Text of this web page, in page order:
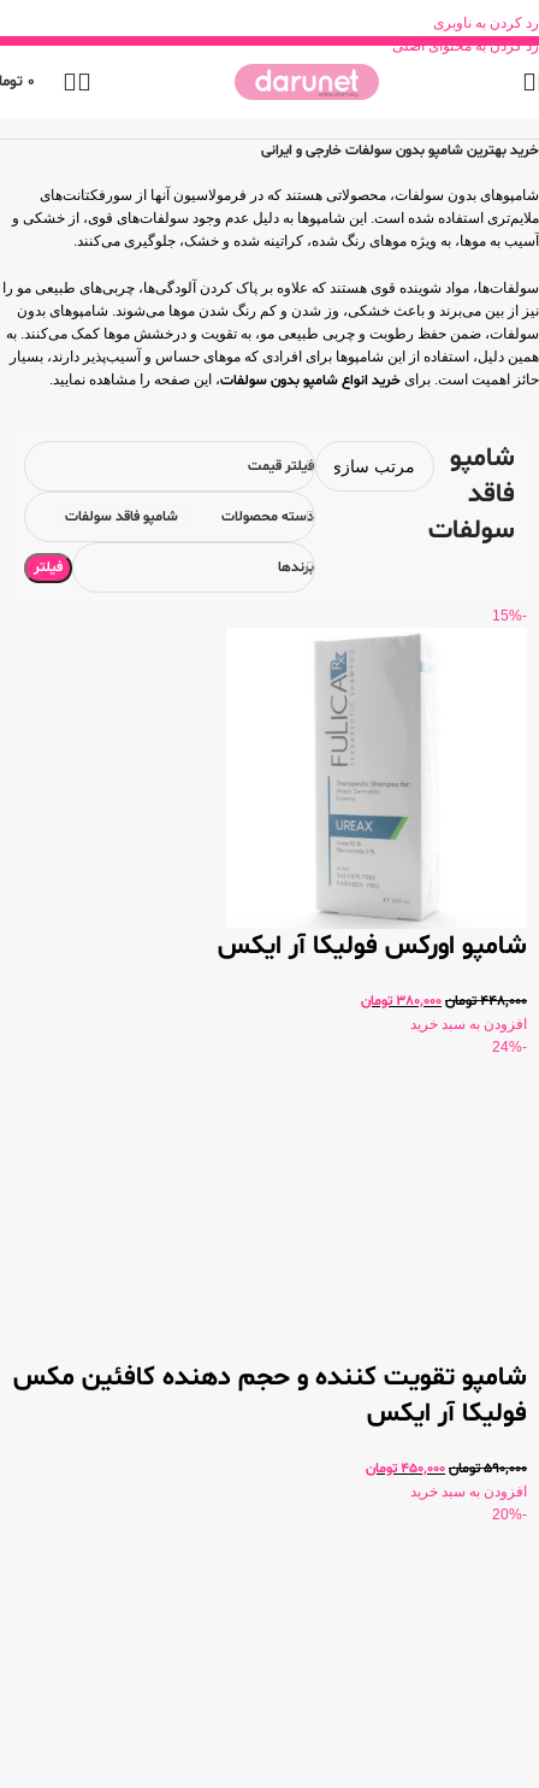
رد کردن به ناوبری
رد کردن به محتوای اصلی
0
خانه مراقبت مو شامپو شامپو فاقد سولفات
خرید بهترین شامپو بدون سولفات خارجی و ایرانی
شامپوهای بدون سولفات، محصولاتی هستند که در فرمولاسیون آنها از سورفکتانت‌های
ملایم‌تری استفاده شده است. این شامپوها به دلیل عدم وجود سولفات‌های قوی، از خشکی و
آسیب به موها، به ویژه موهای رنگ شده، کراتینه شده و خشک، جلوگیری می‌کنند.
سولفات‌ها، مواد شوینده قوی هستند که علاوه بر پاک کردن آلودگی‌ها، چربی‌های طبیعی مو را
نیز از بین می‌برند و باعث خشکی، وز شدن و کم رنگ شدن موها می‌شوند. شامپوهای بدون
سولفات، ضمن حفظ رطوبت و چربی طبیعی مو، به تقویت و درخشش موها کمک می‌کنند. به
همین دلیل، استفاده از این شامپوها برای افرادی که موهای حساس و آسیب‌پذیر دارند، بسیار
حائز اهمیت است. برای خرید انواع شامپو بدون سولفات، این صفحه را مشاهده نمایید.
شامپو
فاقد
سولفات
فیلتر قیمت
دسته محصولات شامپو فاقد سولفات
برندها فیلتر
-15%
شامپو اورکس فولیکا آر ایکس
448,000تومان380,000 تومان
افزودن به سبد خرید
-24%
شامپو تقویت کننده و حجم دهنده کافئین مکس
فولیکا آر ایکس
590,000تومان450,000 تومان
افزودن به سبد خرید
-20%